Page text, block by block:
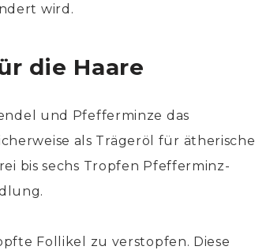
wird.
die Haare
und Pfefferminze das
als Trägeröl für ätherische
bis sechs Tropfen Pfefferminz-
Follikel zu verstopfen. Diese